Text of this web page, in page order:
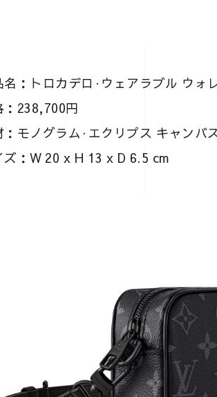
名：トロカデロ·ウェアラブル ウォ
：238,700円
：モノグラム·エクリプス キャンバ
ズ：W 20 x H 13 x D 6.5 cm